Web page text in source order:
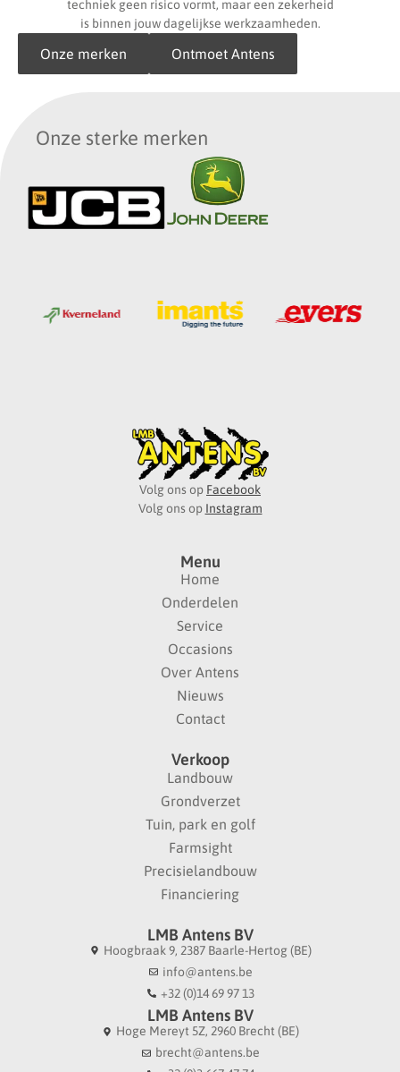
techniek geen risico vormt, maar een zekerheid
is binnen jouw dagelijkse werkzaamheden.
Onze merken Ontmoet Antens
Onze sterke merken
Volg ons op Facebook
Volg ons op Instagram
Menu
Home
Onderdelen
Service
Occasions
Over Antens
Nieuws
Contact
Verkoop
Landbouw
Grondverzet
Tuin, park en golf
Farmsight
Precisielandbouw
Financiering
LMB Antens BV
Hoogbraak 9, 2387 Baarle-Hertog (BE)
info@antens.be
+32 (0)14 69 97 13
LMB Antens BV
Hoge Mereyt 5Z, 2960 Brecht (BE)
brecht@antens.be